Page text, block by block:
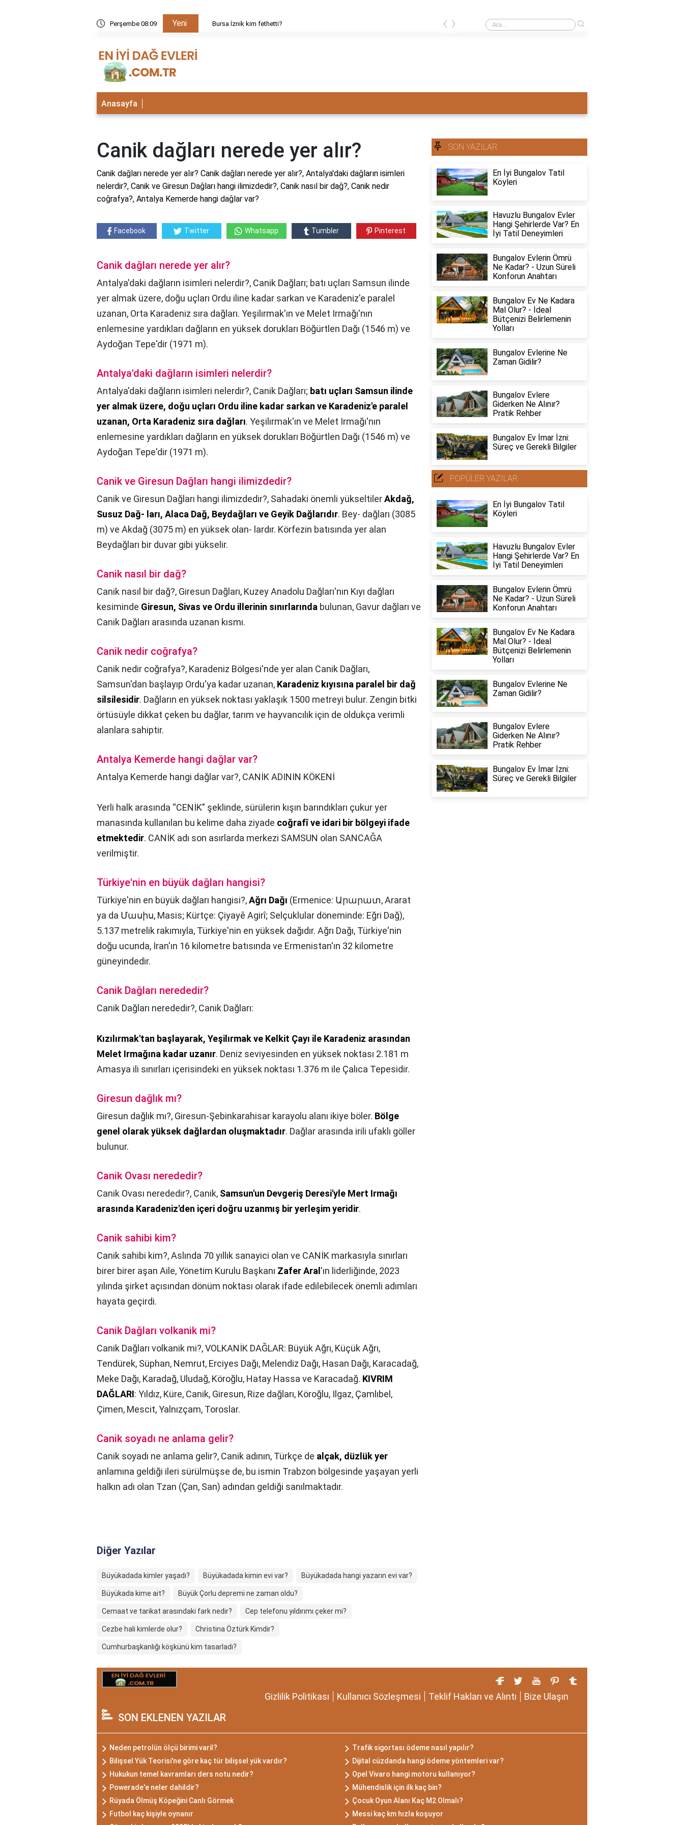
Perşembe 08:09 Yeni Bursa İznik kim fethetti? Ahşap ev mi pahalı beton ev mi?
‹ ›
Anasayfa
Canik dağları nerede yer alır?
Canik dağları nerede yer alır? Canik dağları nerede yer alır?, Antalya'daki dağların isimleri
nelerdir?, Canik ve Giresun Dağları hangi ilimizdedir?, Canik nasıl bir dağ?, Canik nedir
coğrafya?, Antalya Kemerde hangi dağlar var?
Facebook Twitter Whatsapp Tumbler Pinterest
Canik dağları nerede yer alır?
Antalya'daki dağların isimleri nelerdir?, Canik Dağları; batı uçları Samsun ilinde
yer almak üzere, doğu uçları Ordu iline kadar sarkan ve Karadeniz'e paralel
uzanan, Orta Karadeniz sıra dağları. Yeşilırmak'ın ve Melet Irmağı'nın
enlemesine yardıkları dağların en yüksek dorukları Böğürtlen Dağı (1546 m) ve
Aydoğan Tepe'dir (1971 m).
Antalya'daki dağların isimleri nelerdir?
Antalya'daki dağların isimleri nelerdir?, Canik Dağları; batı uçları Samsun ilinde
yer almak üzere, doğu uçları Ordu iline kadar sarkan ve Karadeniz'e paralel
uzanan, Orta Karadeniz sıra dağları. Yeşilırmak'ın ve Melet Irmağı'nın
enlemesine yardıkları dağların en yüksek dorukları Böğürtlen Dağı (1546 m) ve
Aydoğan Tepe'dir (1971 m).
Canik ve Giresun Dağları hangi ilimizdedir?
Canik ve Giresun Dağları hangi ilimizdedir?, Sahadaki önemli yükseltilerAkdağ,
Susuz Dağ- ları, Alaca Dağ, Beydağları ve Geyik Dağlarıdır. Bey- dağları (3085
m) ve Akdağ (3075 m) en yüksek olan- lardır. Körfezin batısında yer alan
Beydağları bir duvar gibi yükselir.
Canik nasıl bir dağ?
Canik nasıl bir dağ?, Giresun Dağları, Kuzey Anadolu Dağları'nın Kıyı dağları
kesiminde Giresun, Sivas ve Ordu illerinin sınırlarında bulunan, Gavur dağları ve
Canik Dağları arasında uzanan kısmı.
Canik nedir coğrafya?
Canik nedir coğrafya?, Karadeniz Bölgesi'nde yer alan Canik Dağları,
Samsun'dan başlayıp Ordu'ya kadar uzanan, Karadeniz kıyısına paralel bir dağ
silsilesidir. Dağların en yüksek noktası yaklaşık 1500 metreyi bulur. Zengin bitki
örtüsüyle dikkat çeken bu dağlar, tarım ve hayvancılık için de oldukça verimli
alanlara sahiptir.
Antalya Kemerde hangi dağlar var?
Antalya Kemerde hangi dağlar var?, CANİK ADININ KÖKENİ
Yerli halk arasında “CENİK” şeklinde, sürülerin kışın barındıkları çukur yer
manasında kullanılan bu kelime daha ziyade coğrafî ve idari bir bölgeyi ifade
etmektedir. CANİK adı son asırlarda merkezi SAMSUN olan SANCAĞA
verilmiştir.
Türkiye'nin en büyük dağları hangisi?
Türkiye'nin en büyük dağları hangisi?,Ağrı Dağı (Ermenice: Արարատ, Ararat
ya da Մասիս, Masis; Kürtçe: Çiyayê Agirî; Selçuklular döneminde: Eğri Dağ),
5.137 metrelik rakımıyla, Türkiye'nin en yüksek dağıdır. Ağrı Dağı, Türkiye'nin
doğu ucunda, İran'ın 16 kilometre batısında ve Ermenistan'ın 32 kilometre
güneyindedir.
Canik Dağları nerededir?
Canik Dağları nerededir?, Canik Dağları:
Kızılırmak'tan başlayarak, Yeşilırmak ve Kelkit Çayı ile Karadeniz arasından
Melet Irmağına kadar uzanır. Deniz seviyesinden en yüksek noktası 2.181 m
Amasya ili sınırları içerisindeki en yüksek noktası 1.376 m ile Çalıca Tepesidir.
Giresun dağlık mı?
Giresun dağlık mı?, Giresun-Şebinkarahisar karayolu alanı ikiye böler. Bölge
genel olarak yüksek dağlardan oluşmaktadır. Dağlar arasında irili ufaklı göller
bulunur.
Canik Ovası nerededir?
Canik Ovası nerededir?, Canik, Samsun'un Devgeriş Deresi'yle Mert Irmağı
arasında Karadeniz'den içeri doğru uzanmış bir yerleşim yeridir.
Canik sahibi kim?
Canik sahibi kim?,Aslında 70 yıllık sanayici olan ve CANİK markasıyla sınırları
birer birer aşan Aile, Yönetim Kurulu Başkanı Zafer Aral 'ın liderliğinde, 2023
yılında şirket açısından dönüm noktası olarak ifade edilebilecek önemli adımları
hayata geçirdi.
Canik Dağları volkanik mi?
Canik Dağları volkanik mi?,VOLKANİK DAĞLAR: Büyük Ağrı, Küçük Ağrı,
Tendürek, Süphan, Nemrut, Erciyes Dağı, Melendiz Dağı, Hasan Dağı, Karacadağ,
Meke Dağı, Karadağ, Uludağ, Köroğlu, Hatay Hassa ve Karacadağ. KIVRIM
DAĞLARI: Yıldız, Küre, Canik, Giresun, Rize dağları, Köroğlu, Ilgaz, Çamlıbel,
Çimen, Mescit, Yalnızçam, Toroslar.
Canik soyadı ne anlama gelir?
Canik soyadı ne anlama gelir?, Canik adının, Türkçe de alçak, düzlük yer
anlamına geldiği ileri sürülmüşse de, bu ismin Trabzon bölgesinde yaşayan yerli
halkın adı olan Tzan (Çan, San) adından geldiği sanılmaktadır.
Diğer Yazılar
Büyükadada kimler yaşadı? Büyükadada kimin evi var? Büyükadada hangi yazarın evi var?
Büyükada kime ait? Büyük Çorlu depremi ne zaman oldu?
Cemaat ve tarikat arasındaki fark nedir? Cep telefonu yıldırımı çeker mi?
Cezbe hali kimlerde olur? Christina Öztürk Kimdir?
Cumhurbaşkanlığı köşkünü kim tasarladı?
SON YAZILAR
En İyi Bungalov Tatil
Köyleri
Havuzlu Bungalov Evler
Hangi Şehirlerde Var? En
İyi Tatil Deneyimleri
Bungalov Evlerin Ömrü
Ne Kadar? - Uzun Süreli
Konforun Anahtarı
Bungalov Ev Ne Kadara
Mal Olur? - İdeal
Bütçenizi Belirlemenin
Yolları
Bungalov Evlerine Ne
Zaman Gidilir?
Bungalov Evlere
Giderken Ne Alınır?
Pratik Rehber
Bungalov Ev İmar İzni:
Süreç ve Gerekli Bilgiler
POPÜLER YAZILAR
En İyi Bungalov Tatil
Köyleri
Havuzlu Bungalov Evler
Hangi Şehirlerde Var? En
İyi Tatil Deneyimleri
Bungalov Evlerin Ömrü
Ne Kadar? - Uzun Süreli
Konforun Anahtarı
Bungalov Ev Ne Kadara
Mal Olur? - İdeal
Bütçenizi Belirlemenin
Yolları
Bungalov Evlerine Ne
Zaman Gidilir?
Bungalov Evlere
Giderken Ne Alınır?
Pratik Rehber
Bungalov Ev İmar İzni:
Süreç ve Gerekli Bilgiler
Gizlilik Politikası Kullanıcı Sözleşmesi Teklif Hakları ve Alıntı Bize Ulaşın
SON EKLENEN YAZILAR
Neden petrolün ölçü birimi varil?
Trafik sigortası ödeme nasıl yapılır?
Bilişsel Yük Teorisi'ne göre kaç tür bilişsel yük vardır?
Dijital cüzdanda hangi ödeme yöntemleri var?
Hukukun temel kavramları ders notu nedir?
Opel Vivaro hangi motoru kullanıyor?
Powerade'e neler dahildir?
Mühendislik için ilk kaç bin?
Rüyada Ölmüş Köpeğini Canlı Görmek
Çocuk Oyun Alanı Kaç M2 Olmalı?
Futbol kaç kişiyle oynanır
Messi kaç km hızla koşuyor